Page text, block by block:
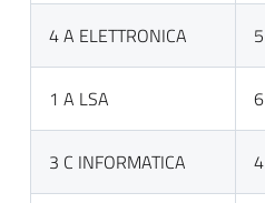
4 A ELETTRONICA 5
1 A LSA 6
3 C INFORMATICA 4